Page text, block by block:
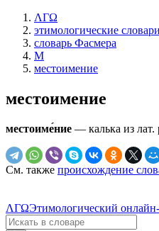
ΛΓΩ
этимологические словари
словарь Фасмера
М
местоимение
местоимение
местоиме́ние — калька из лат.
См. также происхождение
ΛΓΩЭтимологический